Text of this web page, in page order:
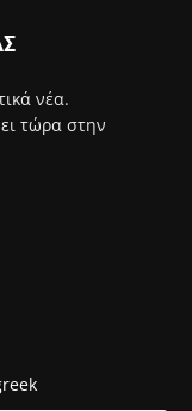
νέα.
τώρα στην